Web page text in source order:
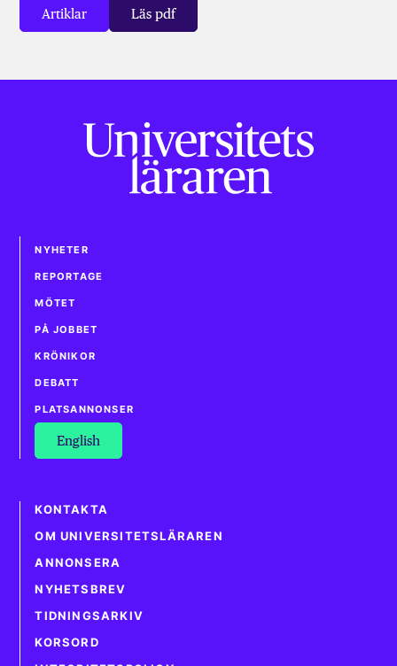
Artiklar Läs pdf
NYHETER
REPORTAGE
MÖTET
PÅ JOBBET
KRÖNIKOR
DEBATT
PLATSANNONSER
English
KONTAKTA
OM UNIVERSITETSLÄRAREN
ANNONSERA
NYHETSBREV
TIDNINGSARKIV
KORSORD